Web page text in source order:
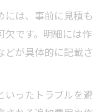
には、事前に見積も
欠です。明細には作
どが具体的に記載さ
いったトラブルを避